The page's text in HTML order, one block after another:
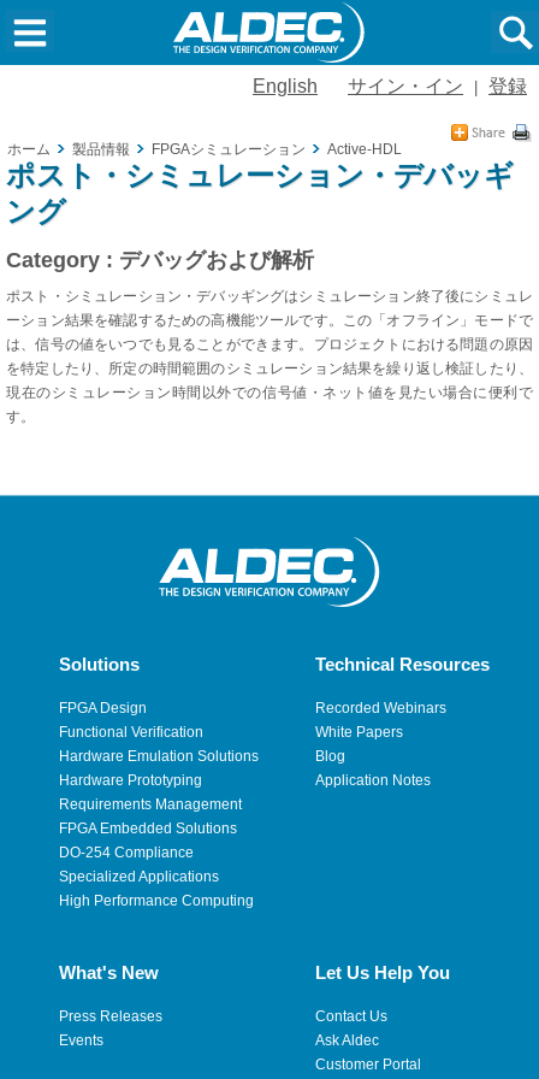
English サイン・イン 登録
ホーム 製品情報 FPGAシミュレーション Active-HDL
ポスト・シミュレーション・デバッギ
ング
Category : デバッグおよび解析
ポスト・シミュレーション・デバッギングはシミュレーション終了後にシミュレ
ーション結果を確認するための高機能ツールです。この「オフライン」モードで
は、信号の値をいつでも見ることができます。プロジェクトにおける問題の原因
を特定したり、所定の時間範囲のシミュレーション結果を繰り返し検証したり、
現在のシミュレーション時間以外での信号値・ネット値を見たい場合に便利で
す。
Solutions
FPGA Design
Functional Verification
Hardware Emulation Solutions
Hardware Prototyping
Requirements Management
FPGA Embedded Solutions
DO-254 Compliance
Specialized Applications
High Performance Computing
Technical Resources
Recorded Webinars
White Papers
Blog
Application Notes
What's New
Press Releases
Events
Let Us Help You
Contact Us
Ask Aldec
Customer Portal